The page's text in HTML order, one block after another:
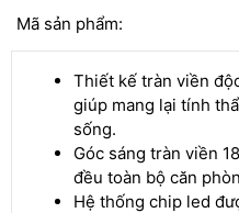
Mã sản phẩm:
Thiết kế tràn viền
giúp mang lại tính
sống.
Góc sáng tràn viền
đều toàn bộ căn
Hệ thống chip led